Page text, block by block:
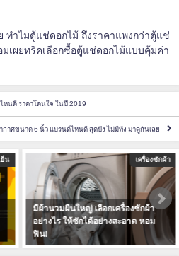
ทำไมตู้แช่ดอกไม้ ถึงราคาแพงกว่าตู้แช่
เผยทริคเลือกซื้อตู้แช่ดอกไม้แบบคุ้มค่า
หนดี ราคาโดนใจ ในปี 2019
กาศขนาด 6 นิ้ว แบรนด์ไหนดี สุดปัง ไม่มีพัง มาดูกันเลย
ครื่องซักผ้า
ผ้า
อม
ทีวีเสียงมาภาพไม่มา ปัญหาที่คุณ
ก็แก้ได้!